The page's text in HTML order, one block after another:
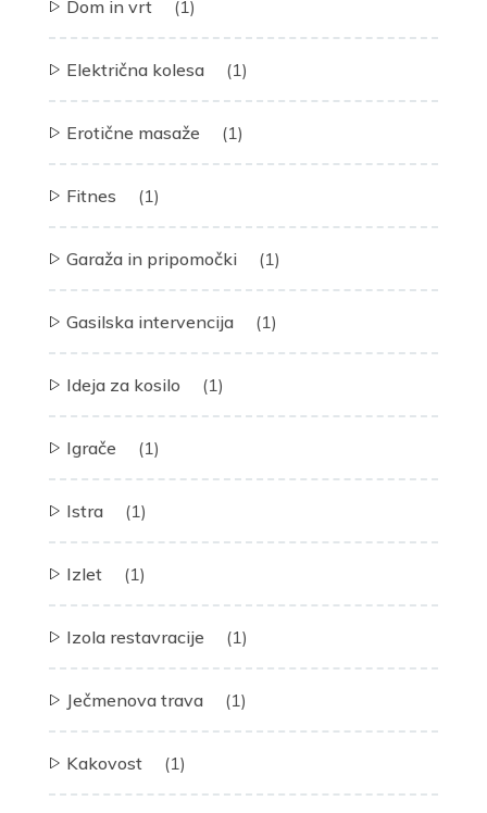
Dom in vrt (1)
Električna kolesa (1)
Erotične masaže (1)
Fitnes (1)
Garaža in pripomočki (1)
Gasilska intervencija (1)
Ideja za kosilo (1)
Igrače (1)
Istra (1)
Izlet (1)
Izola restavracije (1)
Ječmenova trava (1)
Kakovost (1)